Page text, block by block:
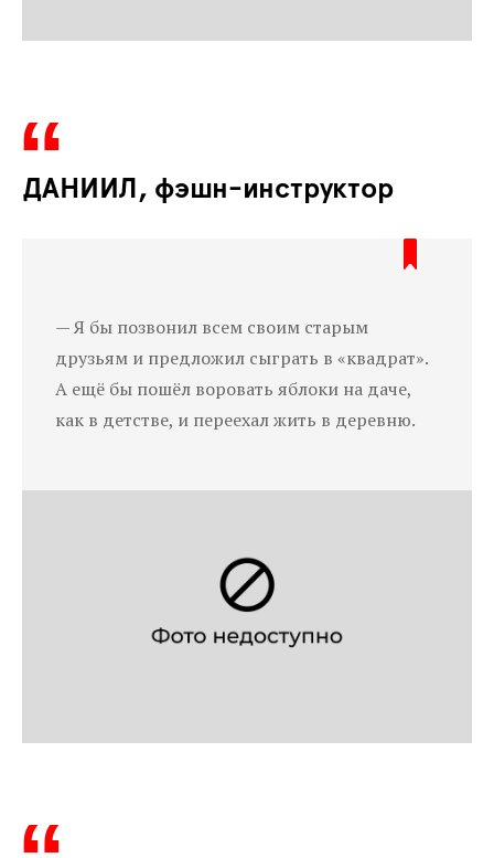
ДАНИИЛ, фэшн-инструктор
— Я бы позвонил всем своим старым
друзьям и предложил сыграть в «квадрат».
А ещё бы пошёл воровать яблоки на даче,
как в детстве, и переехал жить в деревню.